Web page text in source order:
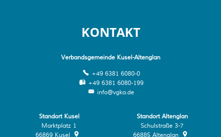
KONTAKT
Verbandsgemeinde Kusel-Altenglan
+49 6381 6080-0
+49 6381 6080-199
info@vgka.de
Standort Kusel
Marktplatz 1
66869 Kusel
Standort Altenglan
Schulstraße 3-7
66885 Altenglan